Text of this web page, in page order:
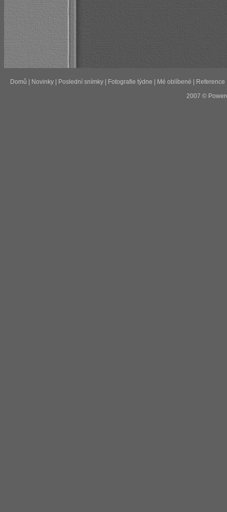
Domů Novinky| Poslední snímky| Fotografie týdne Mé oblíbené Reference
2007 ©